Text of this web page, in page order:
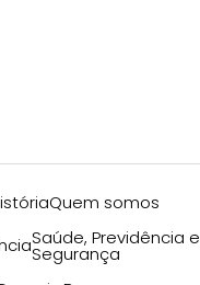
Quem somos
Saúde, Previdência e
Segurança